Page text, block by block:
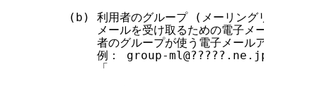
(b) 利用者のグループ (メーリングリスト)
メールを受け取るための電子メールアドレ
者のグループが使う電子メールアドレスの
        例： group-ml@?????.ne.jp
「